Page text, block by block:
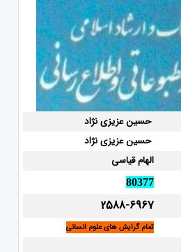
حسین عزیزی نژاد
حسین عزیزی نژاد
الهام قیاسی
80377
2588-6967
تمام گرایش های علوم انسانی